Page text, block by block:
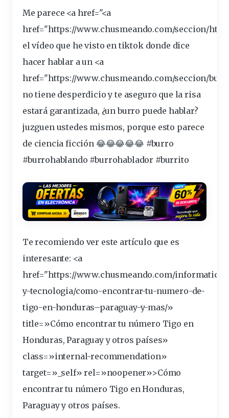
Me parece <a href="<a
href="https://www.chusmeando.com/seccion/
el vídeo que he visto en tiktokdonde dice
hacer hablar a un <a
href="https://www.chusmeando.com/seccion/
no tiene desperdicioy te aseguro que larisa
estará garantizada, ¿un burro puede hablar?
juzguenustedes mismos, porque esto parece
de ciencia ficción😂😂😂😂😂 #burro
#burrohablando #burrohablador #burrito
Te recomiendo ver este artículo que es
interesante: <a
href="https://www.chusmeando.com/informatica-
y-tecnologia/como-encontrar-tu-numero-de-
tigo-en-honduras–paraguay-y-mas/»
title=»Cómo encontrar tu número Tigo en
Honduras, Paraguay y otros países»
class=»internal-recommendation»
target=»_self» rel=»noopener»>Cómo
encontrar tu número Tigo en Honduras,
Paraguay y otros países.